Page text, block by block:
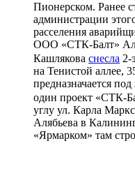
Пионерском. Ранее
администрации
расселения
ООО «СТК-Балт»
Кашлякова снесла 2-
на Тенистой аллее,
предназначается
один проект «СТК-
углу ул. Карла
Алябьева в
«Ярмарком» там